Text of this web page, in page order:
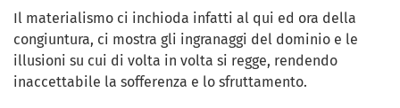
Il materialismo ci inchioda infatti al qui ed ora della
congiuntura, ci mostra gli ingranaggi del dominio e le
illusioni su cui di volta in volta si regge, rendendo
inaccettabile la sofferenza e lo sfruttamento.